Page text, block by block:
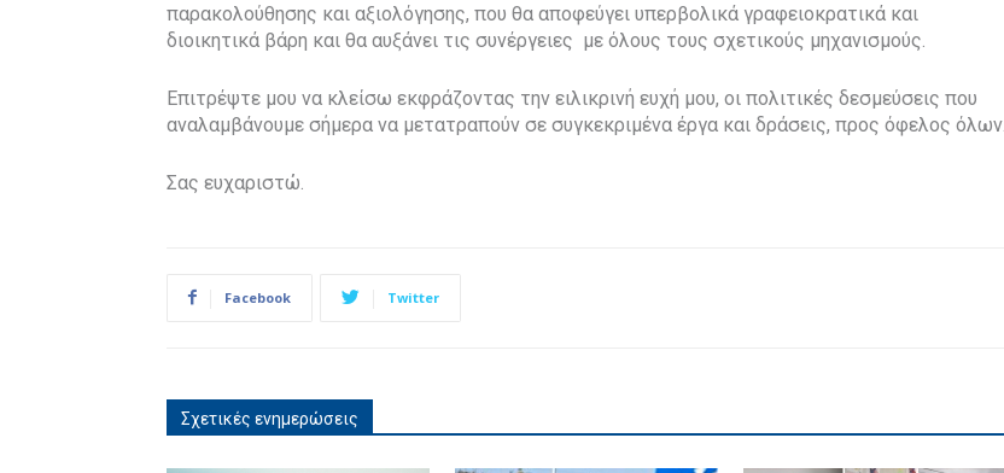
παρακολούθησης και αξιολόγησης, που θα αποφεύγει υπερβολικά γραφειοκρατικά και
διοικητικά βάρη και θα αυξάνει τις συνέργειες με όλους τους σχετικούς μηχανισμούς.
Επιτρέψτε μου να κλείσω εκφράζοντας την ειλικρινή ευχή μου, οι πολιτικές δεσμεύσεις που
αναλαμβάνουμε σήμερα να μετατραπούν σε συγκεκριμένα έργα και δράσεις, προς όφελος όλων.
Σας ευχαριστώ.
Facebook Twitter
Σχετικές ενημερώσεις